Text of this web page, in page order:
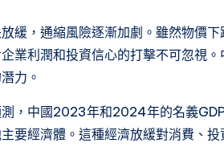
緩，通縮風險逐漸加劇。雖然物價
業利潤和投資信心的打擊不可忽視
力。
，中國2023年和2024年的名義
要經濟體。這種經濟放緩對消費、